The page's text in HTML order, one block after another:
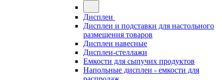
Дисплеи
Дисплеи и подставки для настольного
размещения товаров
Дисплеи навесные
Дисплеи-стеллажи
Емкости для сыпучих продуктов
Напольные дисплеи - емкости для